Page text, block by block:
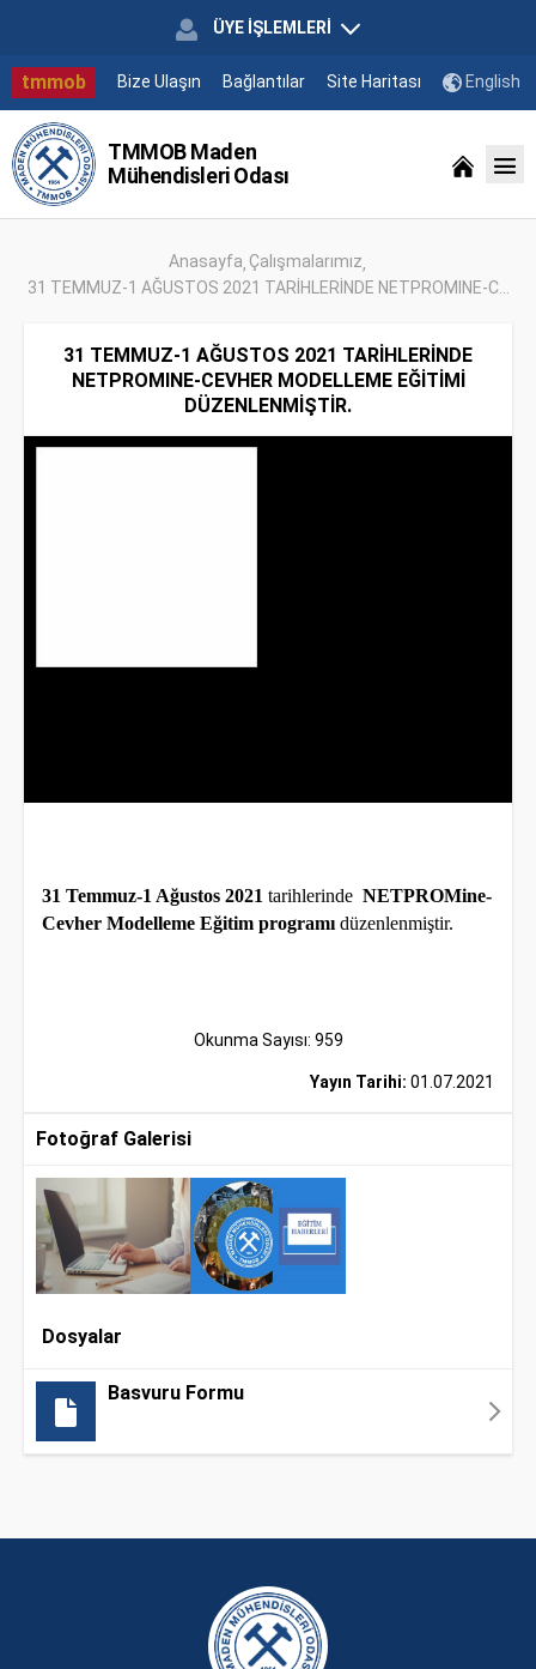
ÜYE İŞLEMLERİ
tmmob Bize Ulaşın Bağlantılar Site Haritası English
TMMOB Maden
Mühendisleri Odası
Anasayfa Çalışmalarımız
31 TEMMUZ-1 AĞUSTOS 2021 TARİHLERİNDE NETPROMINE-C...
31 TEMMUZ-1 AĞUSTOS 2021 TARİHLERİNDE
NETPROMINE-CEVHER MODELLEME EĞİTİMİ
DÜZENLENMİŞTİR.
31 Temmuz-1 Ağustos 2021 tarihlerinde NETPROMine-
Cevher Modelleme Eğitim programı düzenlenmiştir.
Okunma Sayısı: 959
Yayın Tarihi: 01.07.2021
Fotoğraf Galerisi
Dosyalar
Basvuru Formu